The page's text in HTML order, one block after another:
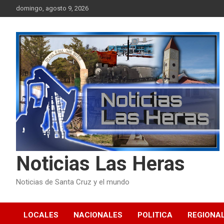
to
domingo, agosto 9, 2026
Noticias Las Heras
Noticias de Santa Cruz y el mundo
LOCALES NACIONALES POLITICA